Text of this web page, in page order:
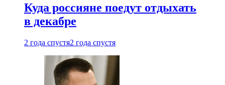
Куда россияне поедут отдыхать
в декабре
2 года спустя2 года спустя